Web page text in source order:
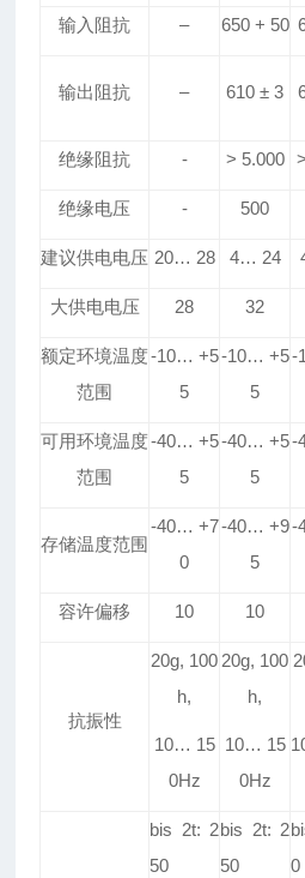
输入阻抗 – 650 + 50
输出阻抗 – 610± 3
绝缘阻抗 - > 5.000
绝缘电压 - 500
建议供电电压 20… 28 4… 24
大供电电压 28 32
额定环境温度
范围
-10… +5
5
-10… +5
5
-
可用环境温度
范围
-40… +5
5
-40… +5
5
-
存储温度范围
-40… +7
0
-40… +9
5
-
容许偏移 10 10
抗振性
20g, 100
h,
10… 15
0Hz
20g, 100
h,
10… 15
0Hz
bis 2t: 2
50
bis 2t: 2
50
0